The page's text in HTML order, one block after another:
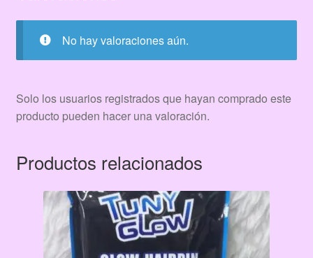
No hay valoraciones aún.
Solo los usuarios registrados que hayan comprado este
producto pueden hacer una valoración.
Productos relacionados